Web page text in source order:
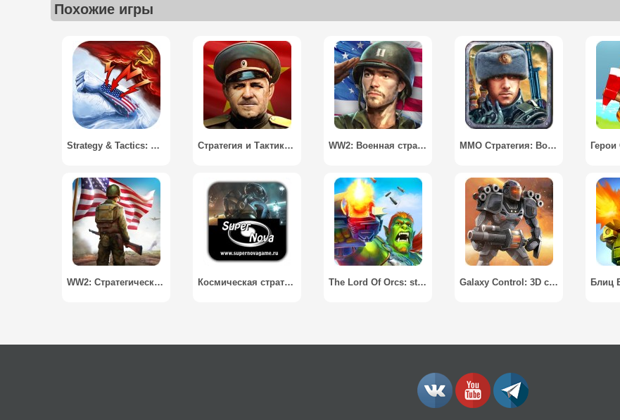
Похожие игры
Strategy & Tactics: USSR vs USA / Стратегия и тактика: СССР против США Стратегия и Тактика 2: WWII / Strategy&Tactics 2: WWII WW2: Военная стратегия / WW2: World War Strategy Games ММО Стратегия: Войны и Сражения
WW2: Стратегические игры / World War 2: Strategy Games Космическая стратегия CH / Space strategy SN The Lord Of Orcs: strategy / Повелитель Орков: стратегия Galaxy Control: 3D стратегия / Galaxy Control: 3D Strategy